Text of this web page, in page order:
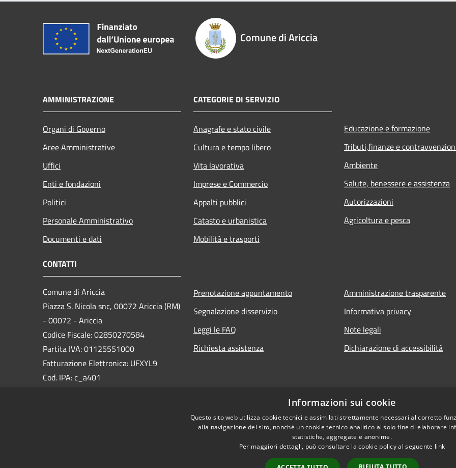
Comune di Ariccia
AMMINISTRAZIONE
Organi di Governo
Aree Amministrative
Uffici
Enti e fondazioni
Politici
Personale Amministrativo
Documenti e dati
CATEGORIE DI SERVIZIO
Anagrafe e stato civile
Cultura e tempo libero
Vita lavorativa
Imprese e Commercio
Appalti pubblici
Catasto e urbanistica
Mobilità e trasporti
Educazione e formazione
Tributi,finanze e
Ambiente
Salute, benessere e assistenza
Autorizzazioni
Agricoltura e pesca
CONTATTI
Comune di Ariccia
Piazza S. Nicola snc, 00072 Ariccia (RM)
- 00072 - Ariccia
Codice Fiscale: 02850270584
Partita IVA: 01125551000
Fatturazione Elettronica: UFXYL9
Cod. IPA: c_a401
Prenotazione appuntamento
Segnalazione disservizio
Leggi le FAQ
Richiesta assistenza
Amministrazione trasparente
Informativa privacy
Note legali
Dichiarazione di accessibilità
Informazioni sui cookie
Questo sito web utilizza cookie tecnici e assimilati strettamente necessari al corretto
alla navigazione del sito, nonché un cookie tecnico analitico al solo fine di elaborare
statistiche, aggregate e anonime.
Per maggiori dettagli, può consultare la cookie policy al seguente link